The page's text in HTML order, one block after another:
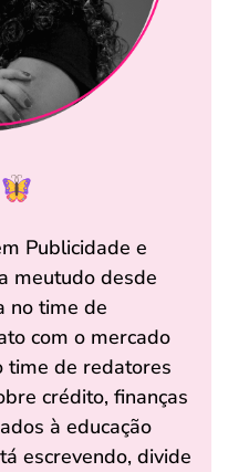
Publicidade e
meutudo desde
no time de
com o mercado
time de redatores
crédito, finanças
à educação
escrevendo, divide